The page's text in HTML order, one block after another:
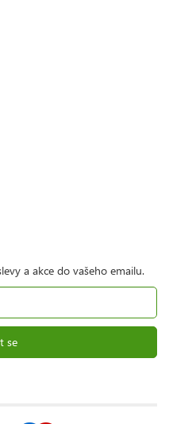
a akce do vašeho emailu.
se